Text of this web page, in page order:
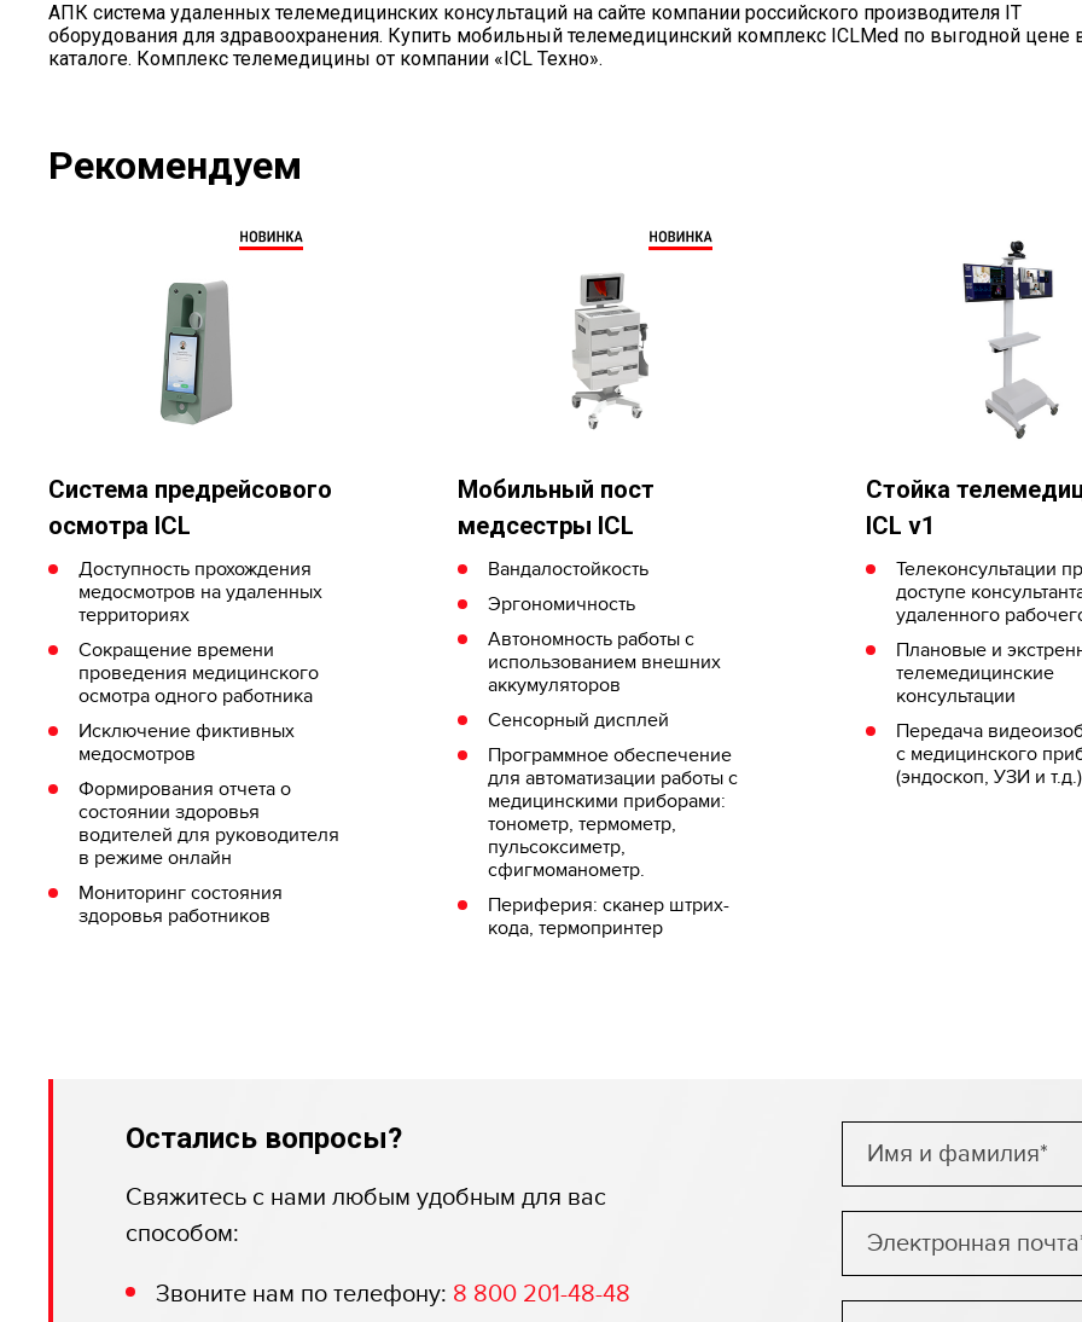
АПК система удаленных телемедицинских консультаций на сайте компании российского производителя IT
оборудования для здравоохранения. Купить мобильный телемедицинский комплекс ICLMed по выгодной цене
каталоге. Комплекс телемедицины от компании «ICL Техно».
Рекомендуем
Система предрейсового
осмотра ICL
Доступность прохождения
медосмотров на удаленных
территориях
Сокращение времени
проведения медицинского
осмотра одного работника
Исключение фиктивных
медосмотров
Формирования отчета о
состоянии здоровья
водителей для руководителя
в режиме онлайн
Мониторинг состояния
здоровья работников
Мобильный пост
медсестры ICL
Вандалостойкость
Эргономичность
Автономность работы с
использованием внешних
аккумуляторов
Сенсорный дисплей
Программное обеспечение
для автоматизации работы с
медицинскими приборами:
тонометр, термометр,
пульсоксиметр,
сфигмоманометр.
Периферия: сканер штрих-
кода, термопринтер
Стойка
ICL v1
Телеконсультации
доступе
удаленного
Плановые и
телемедицинские
консультации
Передача
с медицинского
(эндоскоп, УЗИ и т.д.)
Остались вопросы?
Свяжитесь с нами любым удобным для вас
способом:
Звоните нам по телефону: 8 800 201-48-48